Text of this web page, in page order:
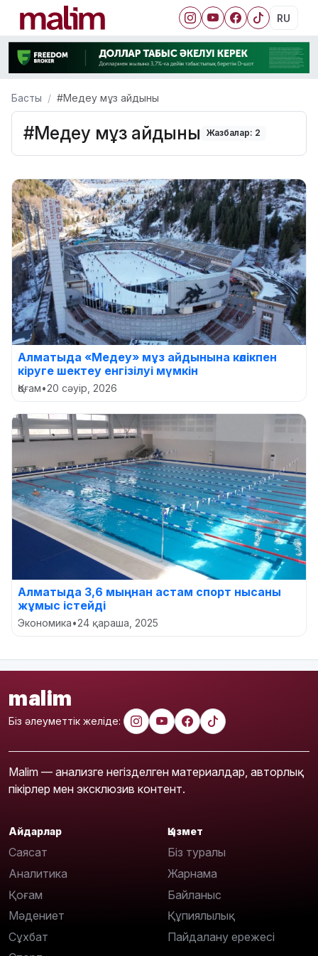
RU
Басты #Медеу мұз айдыны
#Медеу мұз айдыны Жазбалар: 2
Алматыда «Медеу» мұз айдынына көлікпен
кіруге шектеу енгізілуі мүмкін
Қоғам•20 сәуір, 2026
Алматыда 3,6 мыңнан астам спорт нысаны
жұмыс істейді
Экономика•24 қараша, 2025
malim
Біз әлеуметтік желіде:
Malim — анализге негізделген материалдар, авторлық
пікірлер мен эксклюзив контент.
Айдарлар
Саясат
Аналитика
Қоғам
Мәдениет
Сұхбат
Қызмет
Біз туралы
Жарнама
Байланыс
Құпиялылық
Пайдалану ережесі